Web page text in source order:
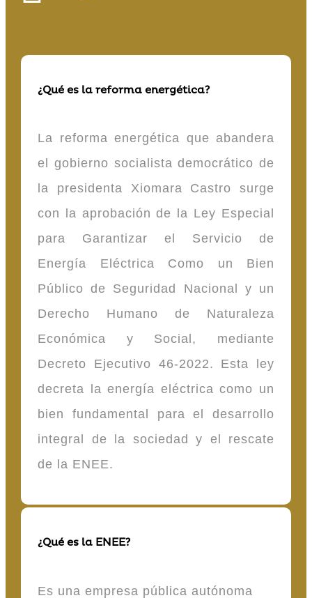
¿Qué es la reforma energética?
La reforma energética que abandera
el gobierno socialista democrático de
la presidenta Xiomara Castro surge
con la aprobación de la Ley Especial
para Garantizar el Servicio de
Energía Eléctrica Como un Bien
Público de Seguridad Nacional y un
Derecho Humano de Naturaleza
Económica y Social, mediante
Decreto Ejecutivo 46-2022. Esta ley
decreta la energía eléctrica como un
bien fundamental para el desarrollo
integral de la sociedad y el rescate
de la ENEE.
¿Qué es la ENEE?
Es una empresa pública autónoma